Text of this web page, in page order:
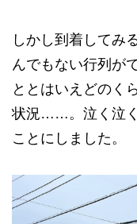
しかし到着してみ
んでもない行列が
ととはいえどのく
状況……。泣く泣く
ことにしました。